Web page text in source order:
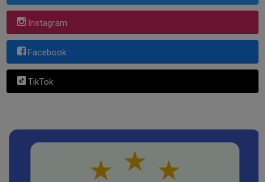
Instagram
Facebook
TikTok